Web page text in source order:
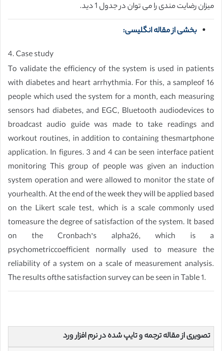
میزان رضایت مندی را می توان در جدول 1 دید.
بخشی از مقاله انگلیسی:
4. Case study
To validate the efficiency of the system is used in patients
with diabetes and heart arrhythmia. For this, a sampleof 16
people which used the system for a month, each measuring
sensors had diabetes, and EGC, Bluetooth audiodevices to
broadcast audio guide was made to take readings and
workout routines, in addition to containing thesmartphone
application. In figures. 3 and 4 can be seen interface patient
monitoring This group of people was given an induction
system operation and were allowed to monitor the state of
yourhealth. At the end of the week they will be applied based
on the Likert scale test, which is a scale commonly used
tomeasure the degree of satisfaction of the system. It based
on the Cronbach’s alpha26, which is a
psychometriccoefficient normally used to measure the
reliability of a system on a scale of measurement analysis.
The results ofthe satisfaction survey can be seen in Table 1.
تصویری از مقاله ترجمه و تایپ شده در نرم افزار ورد